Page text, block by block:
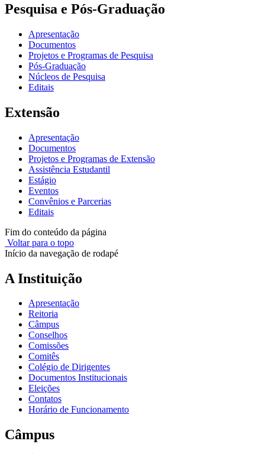
Pesquisa e Pós-Graduação
Apresentação
Documentos
Projetos e Programas de Pesquisa
Pós-Graduação
Núcleos de Pesquisa
Editais
Extensão
Apresentação
Documentos
Projetos e Programas de Extensão
Assistência Estudantil
Estágio
Eventos
Convênios e Parcerias
Editais
Fim do conteúdo da página
Voltar para o topo
Início da navegação de rodapé
A Instituição
Apresentação
Reitoria
Câmpus
Conselhos
Comissões
Comitês
Colégio de Dirigentes
Documentos Institucionais
Eleições
Contatos
Horário de Funcionamento
Câmpus